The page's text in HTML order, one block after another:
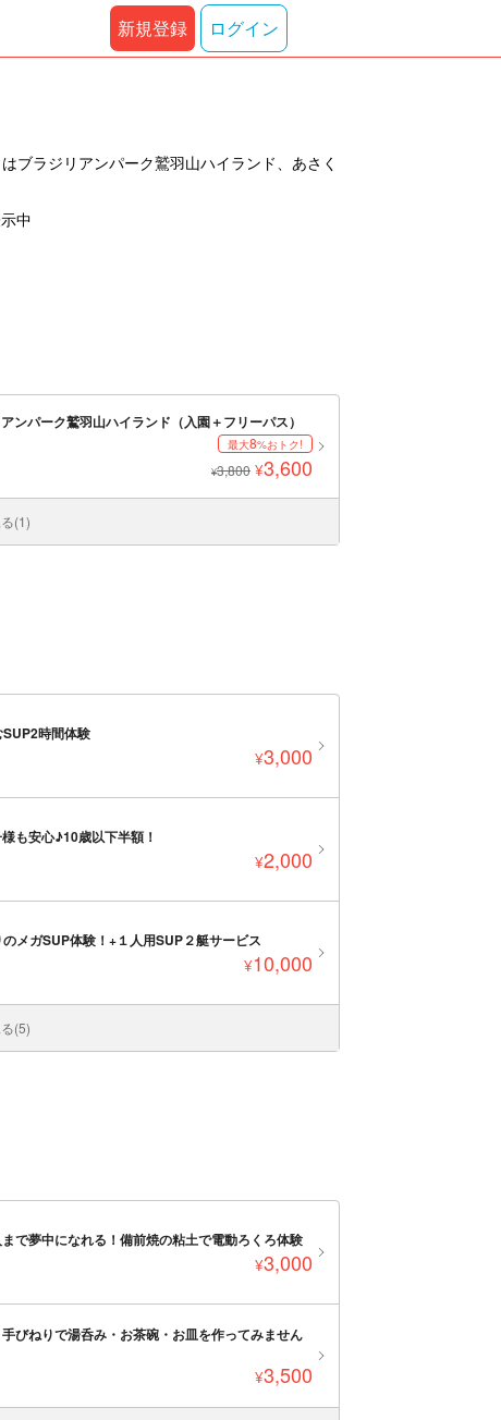
ブラジリアンパーク鷲羽山ハイランド、あさく
中
パーク鷲羽山ハイランド（入園＋フリーパス）
最大8%おトク!
¥3,800 ¥3,600
(1)
SUP2時間体験
¥3,000
も安心♪10歳以下半額！
¥2,000
メガSUP体験！+１人用SUP２艇サービス
¥10,000
(5)
で夢中になれる！備前焼の粘土で電動ろくろ体験
¥3,000
びねりで湯呑み・お茶碗・お皿を作ってみません
¥3,500
新規登録 ログイン